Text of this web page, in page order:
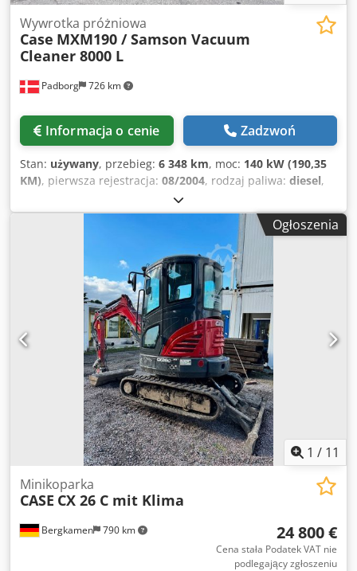
Padborg 726 km
Wywrotka próżniowa
Case MXM190 / Samson Vacuum
Cleaner 8000 L
Informacja o cenie Zadzwoń
Stan: używany, przebieg: 6 348 km, moc: 140 kW (190,35
KM), pierwsza rejestracja: 08/2004, rodzaj paliwa: diesel,
, Producent: Case Model: MXM190 /
Samson Odkurzacz 8000 L Rok: 2004 Stan: Dobry Numer
seryjny: ACM231045 Nr ref.: 8084 Data rejestracji: Moc: 190
KM Motogodziny: 6348 Skrzynia biegów: Pełny powershift
19+6 Zbiornik paliwa: 1 Pojemność zbiornika: 400 L Radio: ?
Fotel pneumatyczny: ? Hamulec tarczowy: Mokre hamulce
Rozmiar opon: 600/65R25 + 650/75R38 - 520/70R34
Pozostały bieżnik: 60% 90% - 40% Dwjdpfx Ajynq Dbedqsa
Skrzynka narzędziowa: ? Układ hydrauliczny: ? Producent
zbiornika: Samson Pojemność zbiornika: 8000 L Pompa
wysokociśnieniowa: 2 x HPP Wydajność wysokociśnieniowa:
122 l/min - 130 bar Pompa próżniowa: Samson Sterowanie
Ogłoszenia
1 / 11
Bergkamen 790 km
Minikoparka
CASE CX 26 C mit Klima
24 800 €
Cena stała Podatek VAT nie
podlegający zgłoszeniu